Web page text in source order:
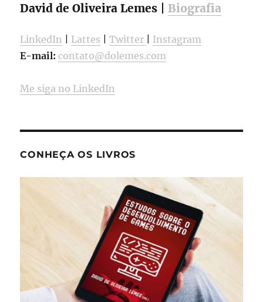
David de Oliveira Lemes | Biografia
LinkedIn Lattes |Twitter
Instagram
E-mail: contato@dolemes.com
Me siga no LinkedIn
CONHEÇA OS LIVROS